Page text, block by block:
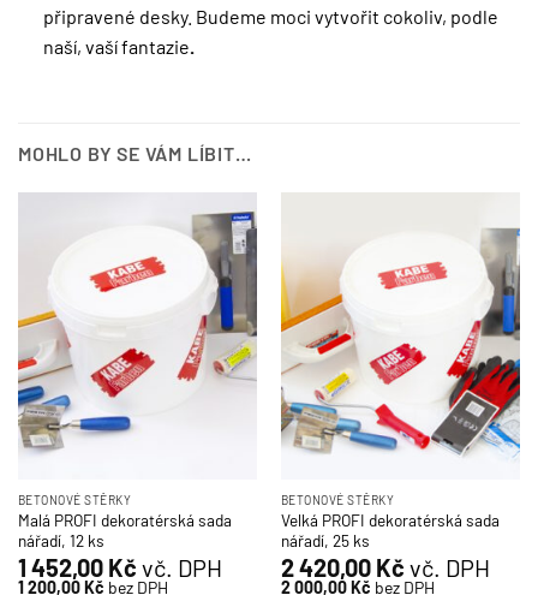
připravené desky. Budeme moci vytvořit cokoliv, podle
naší, vaší fantazie.
MOHLO BY SE VÁM LÍBIT…
BETONOVÉ STĚRKY
Malá PROFI dekoratérská sada
nářadí, 12 ks
1 452,00 Kč vč. DPH
1 200,00Kč bez DPH
BETONOVÉ STĚRKY
Velká PROFI dekoratérská sada
nářadí, 25 ks
2 420,00 Kč vč. DPH
2 000,00Kč bez DPH